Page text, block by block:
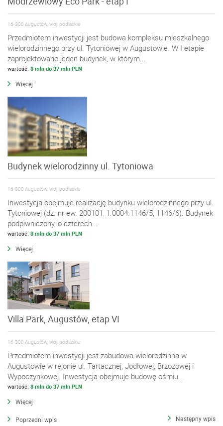
16-300 Augustów, woj. podlaskie
Przedmiotem inwestycji jest budowa kompleksu mieszkalnego
wielorodzinnego przy ul. Tytoniowej w Augustowie. W I etapie
zaprojektowano jeden budynek, w którym...
wartość: 8 mln do 37 mln PLN
Więcej
Budynek wielorodzinny ul. Tytoniowa
16-300 Augustów, woj. podlaskie
Inwestycja obejmuje realizację budynku wielorodzinnego przy ul.
Tytoniowej (dz. nr ew. 200101_1.0004.1146/5, 1146/6). Budynek
podpiwniczony, o czterech...
wartość: 8 mln do 37 mln PLN
Więcej
Villa Park, Augustów, etap VI
16-300 Augustów, woj. podlaskie
Przedmiotem inwestycji jest zabudowa wielorodzinna w
Augustowie w rejonie ul. Tartacznej, Jodłowej, Brzozowej i
Wypoczynkowej. Inwestycja obejmuje budowę ośmiu...
wartość: 8 mln do 37 mln PLN
Więcej
Poprzedni wpis Następny wpis